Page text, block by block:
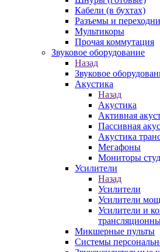
Кабели (в бухтах)
Разъемы и
Мультикоры
Прочая коммутация
Звуковое оборудование
Назад
Звуковое
Акустика
Назад
Акустика
Активная
Пассивная
Акустика
Мегафоны
Мониторы
Усилители
Назад
Усилители
Усилители
Усилители и
Микшерные пульты
Системы